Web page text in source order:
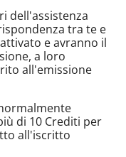
dell'assistenza
tra te e
e avranno il
a loro
all'emissione
di 10 Crediti per
all'iscritto